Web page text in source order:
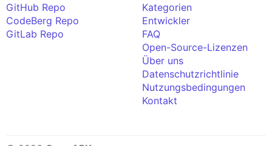
GitHub Repo
CodeBerg Repo
GitLab Repo
Kategorien
Entwickler
FAQ
Open-Source-Lizenzen
Über uns
Datenschutzrichtlinie
Nutzungsbedingungen
Kontakt